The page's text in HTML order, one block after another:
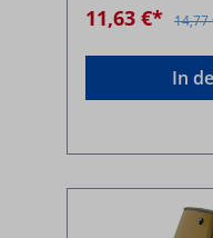
11,63 €*
In